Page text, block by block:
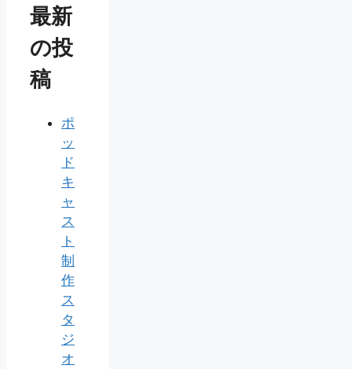
最新
の投
稿
ポ
ッ
ド
キ
ャ
ス
ト
制
作
ス
タ
ジ
オ